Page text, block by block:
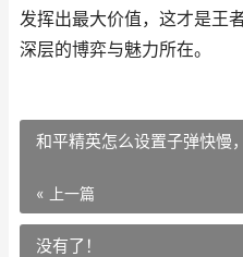
发挥出最大价值，这才是王
深层的博弈与魅力所在。
和平精英怎么设置子弹快慢
« 上一篇
没有了！